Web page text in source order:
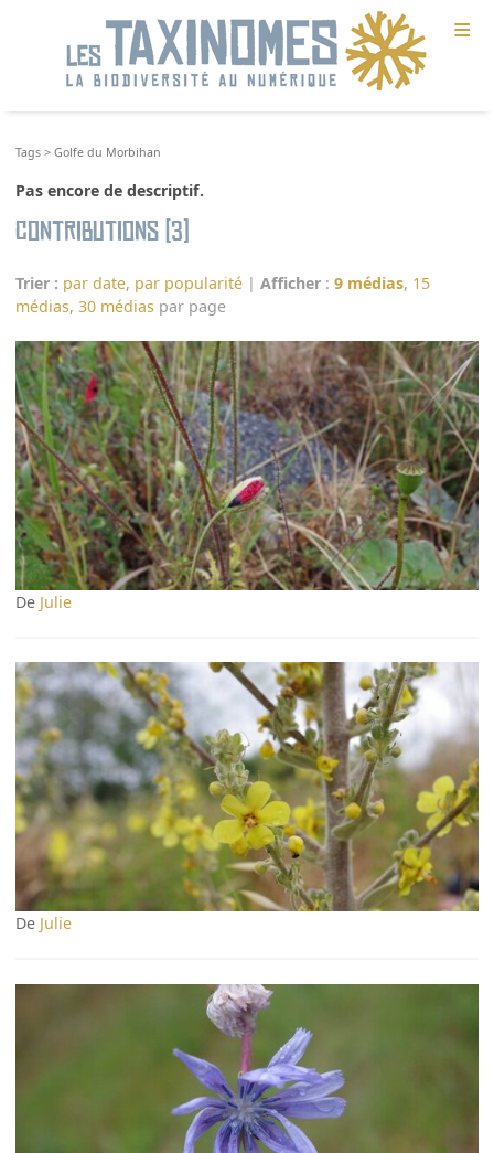
≡
Tags >Golfe du Morbihan
Pas encore de descriptif.
Contributions (3)
Trier : par date, par popularité |Afficher :9 médias, 15
médias,30 médias par page
De Julie
De Julie